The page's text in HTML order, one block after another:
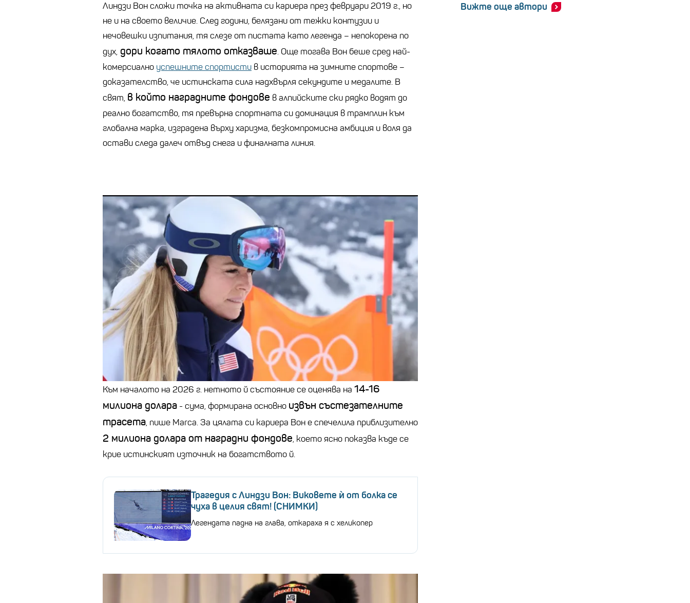
Линдзи Вон сложи точка на активната си кариера през февруари 2019 г., но
не и на своето величие. След години, белязани от тежки контузии и
нечовешки изпитания, тя слезе от пистата като легенда – непокорена по
дух, дори когато тялото отказваше. Още тогава Вон беше сред най-
комерсиално успешните спортисти в историята на зимните спортове –
доказателство, че истинската сила надхвърля секундите и медалите. В
свят, в който наградните фондове в алпийските ски рядко водят до
реално богатство, тя превърна спортната си доминация в трамплин към
глобална марка, изграденa върху харизма, безкомпромисна амбиция и воля да
остави следа далеч отвъд снега и финалната линия.
Към началото на 2026 г. нетното й състояние се оценява на 14-16
милиона долара - сума, формирана основно извън състезателните
трасета, пише Marca. За цялата си кариера Вон е спечелила приблизително
2 милиона долара от наградни фондове, което ясно показва къде се
крие истинският източник на богатството й.
Трагедия с Линдзи Вон: Виковете ѝ от болка се
чуха в целия свят! (СНИМКИ)
Легендата падна на глава, откараха я с хеликопер
Вижте още автори